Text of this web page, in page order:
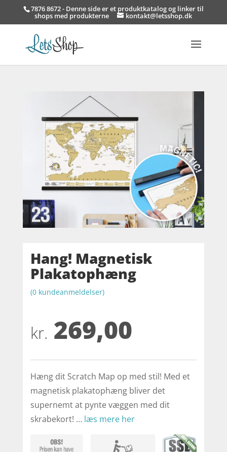
7876 8672 - Denne side er et produktkatalog og linker til
shops med produkterne kontakt@letsshop.dk
Hang! Magnetisk
Plakatophæng
(0kundeanmeldelser)
kr. 269,00
Hæng dit Scratch Map op med stil! Med et
magnetisk plakatophæng bliver det
supernemt at pynte væggen med dit
skrabekort! … læs mere her